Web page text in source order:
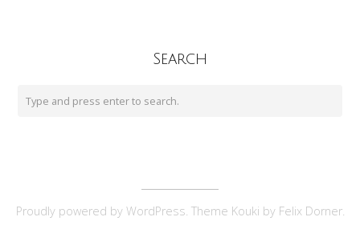
Search
Proudly powered by WordPress. Theme Kouki by Felix Dorner.